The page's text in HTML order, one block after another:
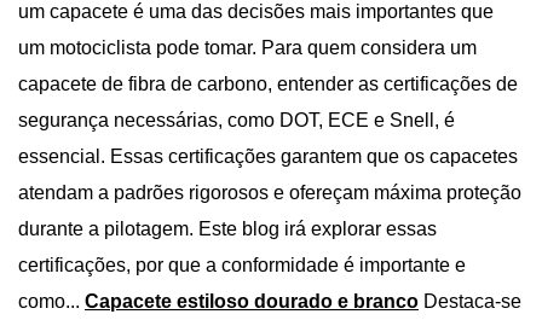
um capacete é uma das decisões mais importantes que
um motociclista pode tomar. Para quem considera um
capacete de fibra de carbono, entender as certificações de
segurança necessárias, como DOT, ECE e Snell, é
essencial. Essas certificações garantem que os capacetes
atendam a padrões rigorosos e ofereçam máxima proteção
durante a pilotagem. Este blog irá explorar essas
certificações, por que a conformidade é importante e
como... Capacete estiloso dourado e branco Destaca-se